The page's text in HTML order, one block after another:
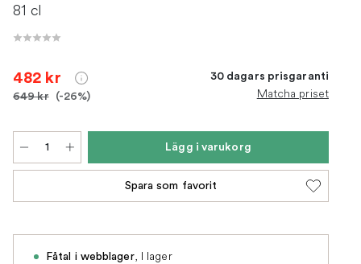
81 cl
482 kr
649 kr (-26%)
30 dagars prisgaranti
Matcha priset
Lägg i varukorg
Spara som favorit
Fåtal i webblager, I lager